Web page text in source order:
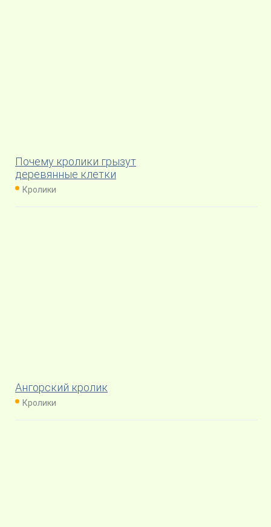
Почему кролики грызут
деревянные клетки
Кролики
Ангорский кролик
Кролики